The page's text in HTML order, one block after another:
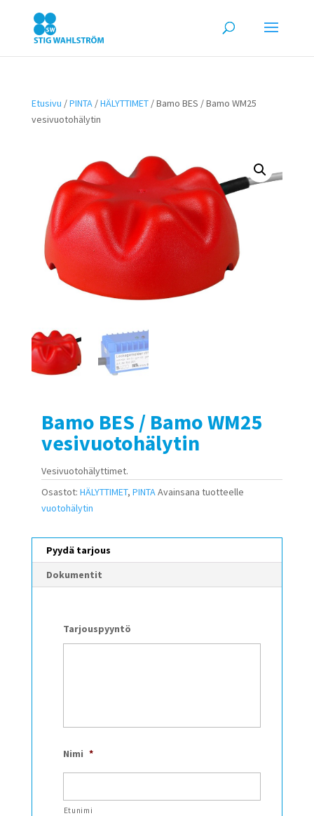
Etusivu /PINTA/HÄLYTTIMET/ Bamo BES / Bamo WM25
vesivuotohälytin
Bamo BES / Bamo WM25
vesivuotohälytin
Vesivuotohälyttimet.
Osastot: HÄLYTTIMET, PINTAAvainsana tuotteelle
vuotohälytin
Pyydä tarjous
Dokumentit
Tarjouspyyntö
Nimi *
Etunimi